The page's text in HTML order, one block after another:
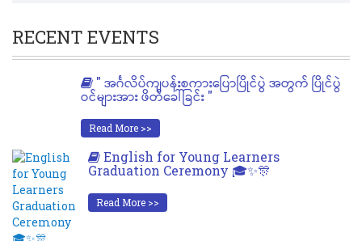
RECENT EVENTS
" အင်္ဂလိပ်ကျပန်းစကားပြောပြိုင်ပွဲ အတွက် ပြိုင်ပွဲ
ဝင်များအား ဖိတ်ခေါ်ခြင်း "
Read More >>
English for Young Learners
Graduation Ceremony 🎓✨🎊
Read More >>